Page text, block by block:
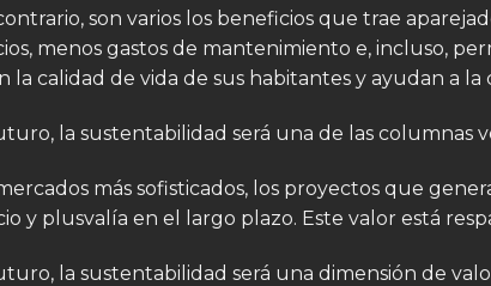
son varios los beneficios que trae
menos gastos de mantenimiento e, incluso,
la calidad de vida de sus habitantes y ayudan a
la sustentabilidad será una de las
más sofisticados, los proyectos que
y plusvalía en el largo plazo. Este valor está
la sustentabilidad será una dimensión de